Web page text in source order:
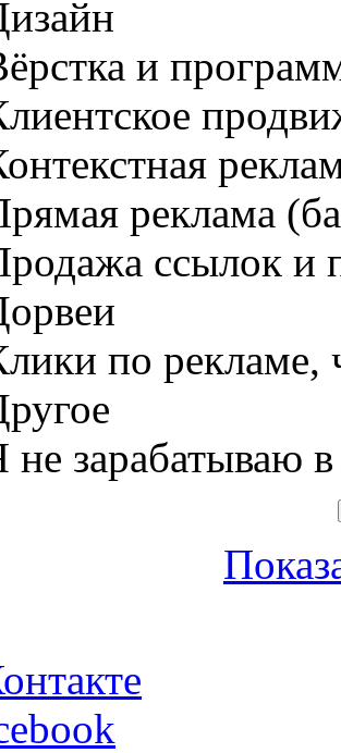
и
реклама
ссылок и
по рекламе,
не зарабатываю